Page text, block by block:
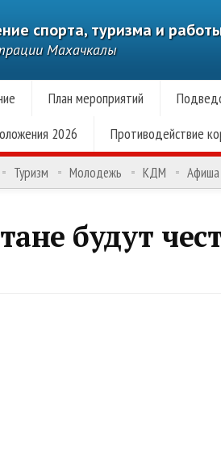
спорта, туризма и
Махачкалы
План мероприятий
2026 Противодействие
Туризм Молодежь КДМ Афиша
будут